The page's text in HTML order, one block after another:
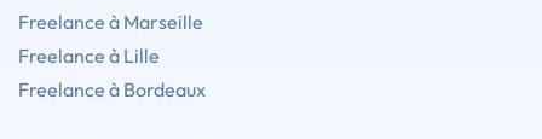
Freelance à Marseille
Freelance à Lille
Freelance à Bordeaux